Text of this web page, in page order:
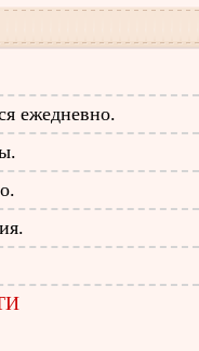
ежедневно.